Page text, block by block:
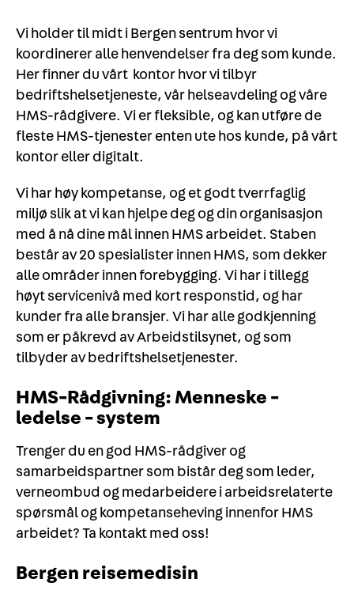
Vi holder til midt i Bergen sentrum hvor vi
koordinerer alle henvendelser fra deg som kunde.
Her finner du vårt kontor hvor vi tilbyr
bedriftshelsetjeneste, vår helseavdeling og våre
HMS-rådgivere. Vi er fleksible, og kan utføre de
fleste HMS-tjenester enten ute hos kunde, på vårt
kontor eller digitalt.
Vi har høy kompetanse, og et godt tverrfaglig
miljø slik at vi kan hjelpe deg og din organisasjon
med å nå dine mål innen HMS arbeidet. Staben
består av 20 spesialister innen HMS, som dekker
alle områder innen forebygging. Vi har i tillegg
høyt servicenivå med kort responstid, og har
kunder fra alle bransjer. Vi har alle godkjenning
som er påkrevd av Arbeidstilsynet, og som
tilbyder av bedriftshelsetjenester.
HMS-Rådgivning: Menneske -
ledelse - system
Trenger du en god HMS-rådgiver og
samarbeidspartner som bistår deg som leder,
verneombud og medarbeidere i arbeidsrelaterte
spørsmål og kompetanseheving innenfor HMS
arbeidet? Ta kontakt med oss!
Bergen reisemedisin